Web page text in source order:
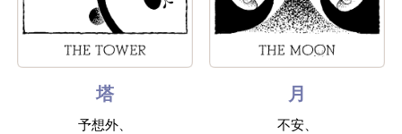
塔
予想外、
月
不安、